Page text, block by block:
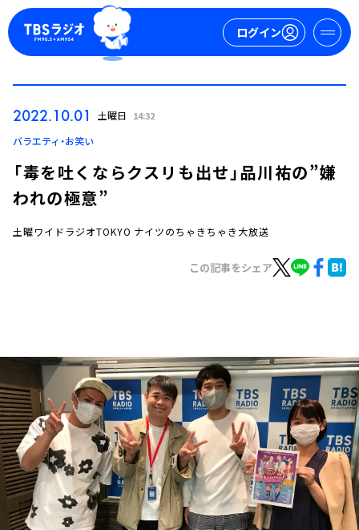
ログイン
ログイン
お知らせ
イベント・グッズ
YouTube
会社情報
2022.10.01 土曜日 14:32
バラエティ・お笑い
「毒を吐くならクスリも出せ」品川祐の”嫌
われの極意”
土曜ワイドラジオTOKYO ナイツのちゃきちゃき大放送
この記事をシェア